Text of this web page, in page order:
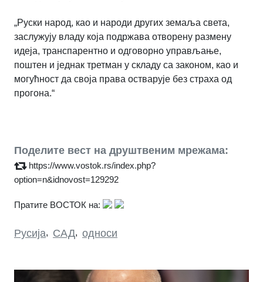
„Руски народ, као и народи других земаља света,
заслужују владу која подржава отворену размену
идеја, транспарентно и одговорно управљање,
поштен и једнак третман у складу са законом, као и
могућност да своја права остварује без страха од
прогона.“
Поделите вест на друштвеним мрежама:
https://www.vostok.rs/index.php?
option=n&idnovost=129292
Пратите ВОСТОК на:
Русија, САД, односи